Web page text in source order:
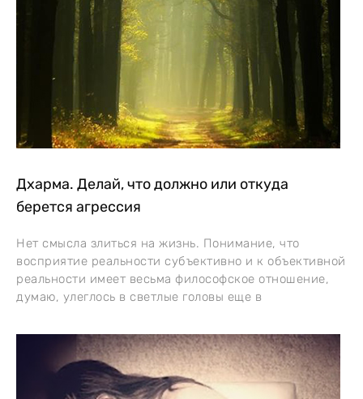
Дхарма. Делай, что должно или откуда
берется агрессия
Нет смысла злиться на жизнь. Понимание, что
восприятие реальности субъективно и к объективной
реальности имеет весьма философское отношение,
думаю, улеглось в светлые головы еще в